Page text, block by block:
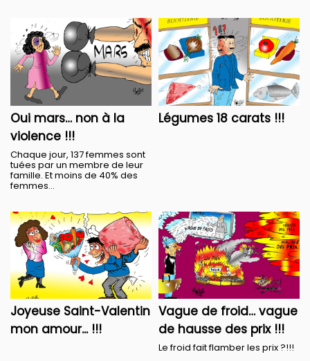
Oui mars… non à la
violence !!!
Chaque jour, 137 femmes sont
tuées par un membre de leur
famille. Et moins de 40% des
femmes...
Légumes 18 carats !!!
Joyeuse Saint-Valentin
mon amour... !!!
Vague de froid… vague
de hausse des prix !!!
Le froid fait flamber les prix ?!!!